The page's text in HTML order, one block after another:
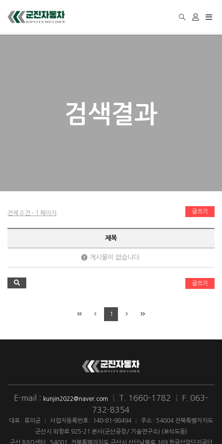
검색결과
전체 0 건 - 1 페이지 글쓰기
제목
게시물이 없습니다.
글쓰기
1
E-mail : kunjin2022@naver.com T. 1660-1782
F. 063-
732-8354
대표 : 류의균 사업자등록번호 : 140-81-98494
주소 : 54004 전북특별자치도
군산시 외항로 925-21 본사(군산공장/ 기술연구소) (오식도동)
군산 R&D센터 : 54001. 전북특별자치도 군산시 산단남북로 169 한국산업단지공단